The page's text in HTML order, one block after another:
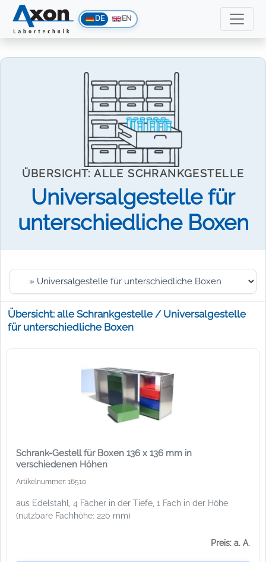
DE EN
ÜBERSICHT: ALLE SCHRANKGESTELLE
Universalgestelle für
unterschiedliche Boxen
Übersicht: alle Schrankgestelle / Universalgestelle
für unterschiedliche Boxen
Schrank-Gestell für Boxen 136 x 136 mm in
verschiedenen Höhen
Artikelnummer: 16510
aus Edelstahl, 4 Fächer in der Tiefe, 1 Fach in der Höhe
(nutzbare Fachhöhe: 220 mm)
Preis: a. A.